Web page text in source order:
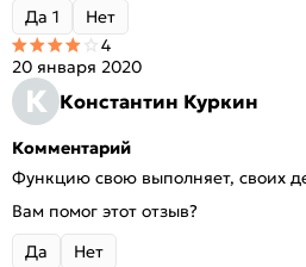
Да 1 Нет
К Константин Куркин
20 января 2020
4
Комментарий
Функцию свою выполняет, своих
Вам помог этот отзыв?
Да
Нет